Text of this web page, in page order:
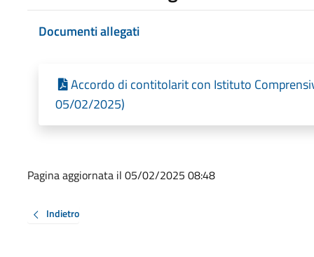
Documenti allegati
Accordo di contitolarit con Istituto
05/02/2025)
Pagina aggiornata il 05/02/2025 08:48
Indietro